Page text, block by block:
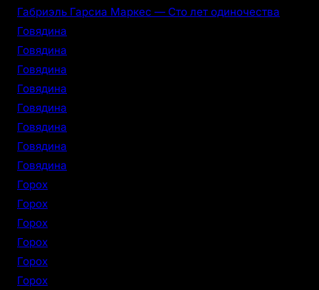
Габриэль Гарсиа Маркес — Сто лет одиночества
Говядина
Говядина
Говядина
Говядина
Говядина
Говядина
Говядина
Говядина
Горох
Горох
Горох
Горох
Горох
Горох